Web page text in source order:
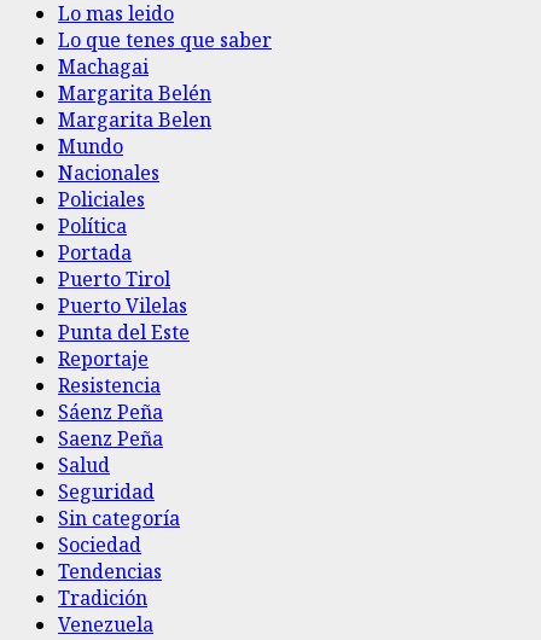
Lo mas leido
Lo que tenes que saber
Machagai
Margarita Belén
Margarita Belen
Mundo
Nacionales
Policiales
Política
Portada
Puerto Tirol
Puerto Vilelas
Punta del Este
Reportaje
Resistencia
Sáenz Peña
Saenz Peña
Salud
Seguridad
Sin categoría
Sociedad
Tendencias
Tradición
Venezuela